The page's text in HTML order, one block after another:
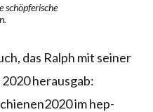
schöpferische
das Ralph mit seiner
herausgab:
im hep-